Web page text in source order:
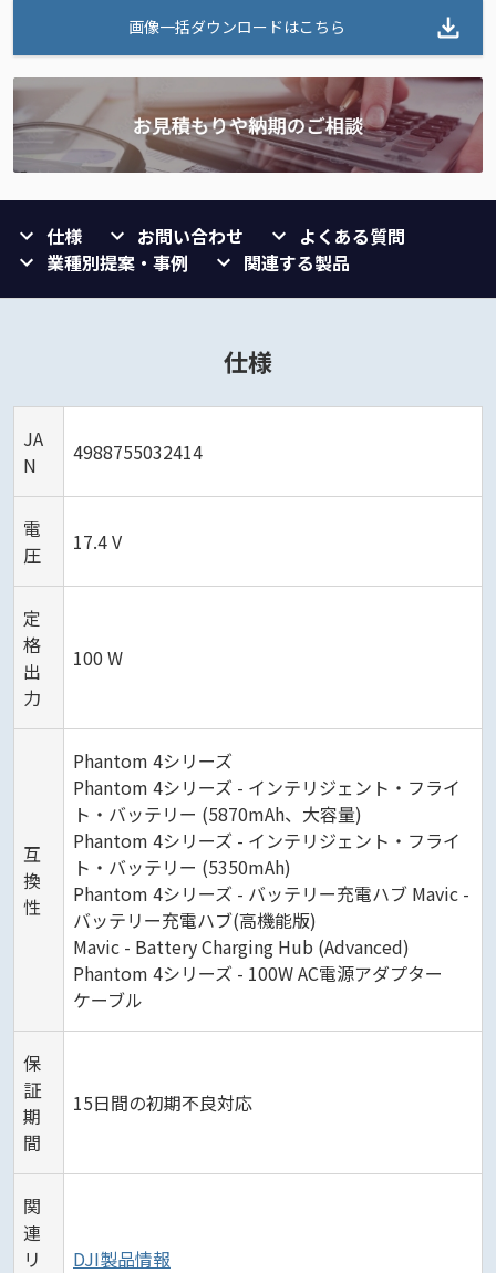
画像一括ダウンロードはこちら
仕様 お問い合わせ
よくある質問
業種別提案・事例
関連する製品
仕様
JA
N
4988755032414
電
圧
17.4 V
定
格
出
力
100 W
互
換
性
Phantom 4シリーズ
Phantom 4シリーズ - インテリジェント・フライ
ト・バッテリー (5870mAh、大容量)
Phantom 4シリーズ - インテリジェント・フライ
ト・バッテリー (5350mAh)
Phantom 4シリーズ - バッテリー充電ハブ Mavic -
バッテリー充電ハブ(高機能版)
Mavic - Battery Charging Hub (Advanced)
Phantom 4シリーズ - 100W AC電源アダプター
ケーブル
保
証
期
間
15日間の初期不良対応
関
連
リ
DJI製品情報